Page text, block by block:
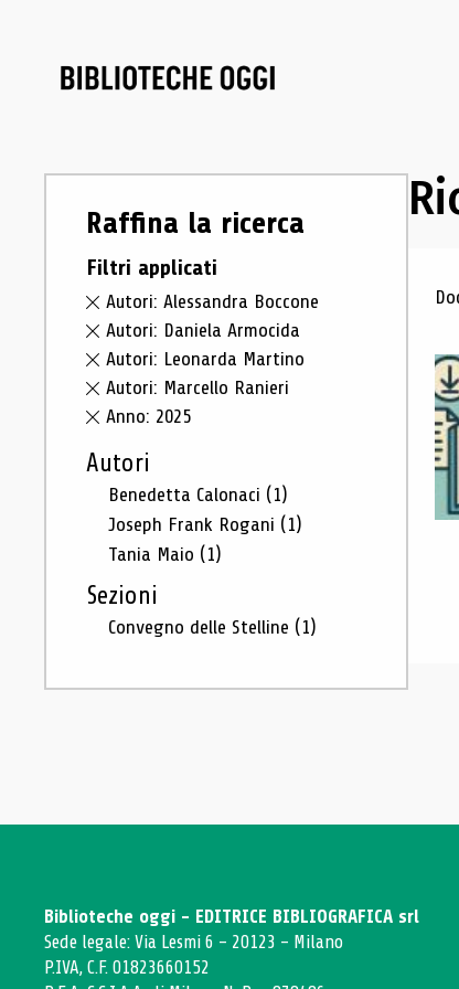
Raffina la ricerca
Filtri applicati
Autori: Alessandra Boccone
Autori: Daniela Armocida
Autori: Leonarda Martino
Autori: Marcello Ranieri
Anno: 2025
Autori
Benedetta Calonaci (1)
Joseph Frank Rogani (1)
Tania Maio (1)
Sezioni
Convegno delle Stelline (1)
Biblioteche oggi - EDITRICE BIBLIOGRAFICA srl
Sede legale: Via Lesmi 6 - 20123 - Milano
P.IVA, C.F. 01823660152